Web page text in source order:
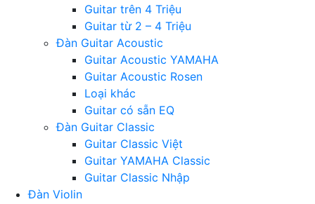
Guitar trên 4 Triệu
Guitar từ 2 – 4 Triệu
Đàn Guitar Acoustic
Guitar Acoustic YAMAHA
Guitar Acoustic Rosen
Loại khác
Guitar có sẵn EQ
Đàn Guitar Classic
Guitar Classic Việt
Guitar YAMAHA Classic
Guitar Classic Nhập
Đàn Violin